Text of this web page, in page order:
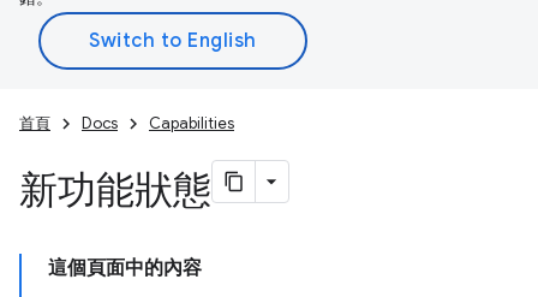
首頁 Docs Capabilities
新功能狀態
這個頁面中的內容